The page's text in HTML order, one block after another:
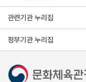
관련기관 누리집
정부기관 누리집
문화체육관광부